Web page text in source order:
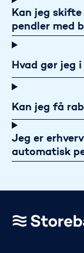
Kan jeg skifte
pendler med
Hvad gør jeg
Kan jeg få
Jeg er
automatisk